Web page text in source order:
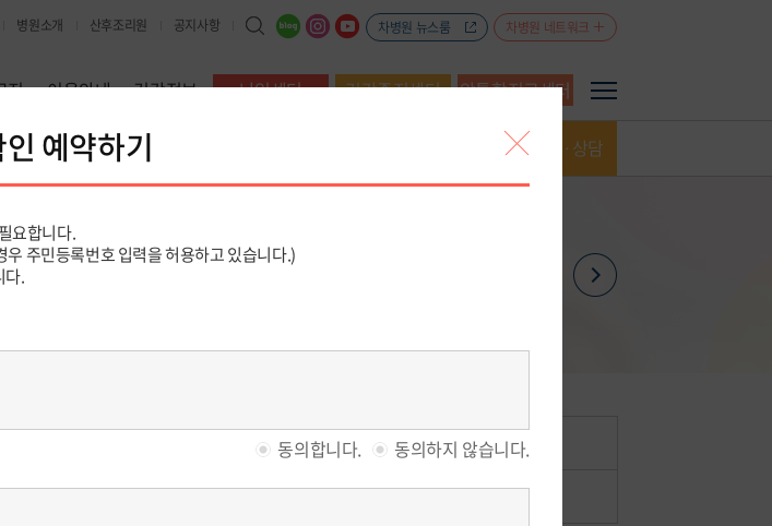
병원소개 산후조리원 공지사항 차병원 뉴스룸 차병원 네트워크
진 이용안내 건강정보 난임센터 건강증진센터 암통합진료센터
예약·상담
및 조회
FAX예약
건강검진 예약상담 암통합진료센터 예약상담